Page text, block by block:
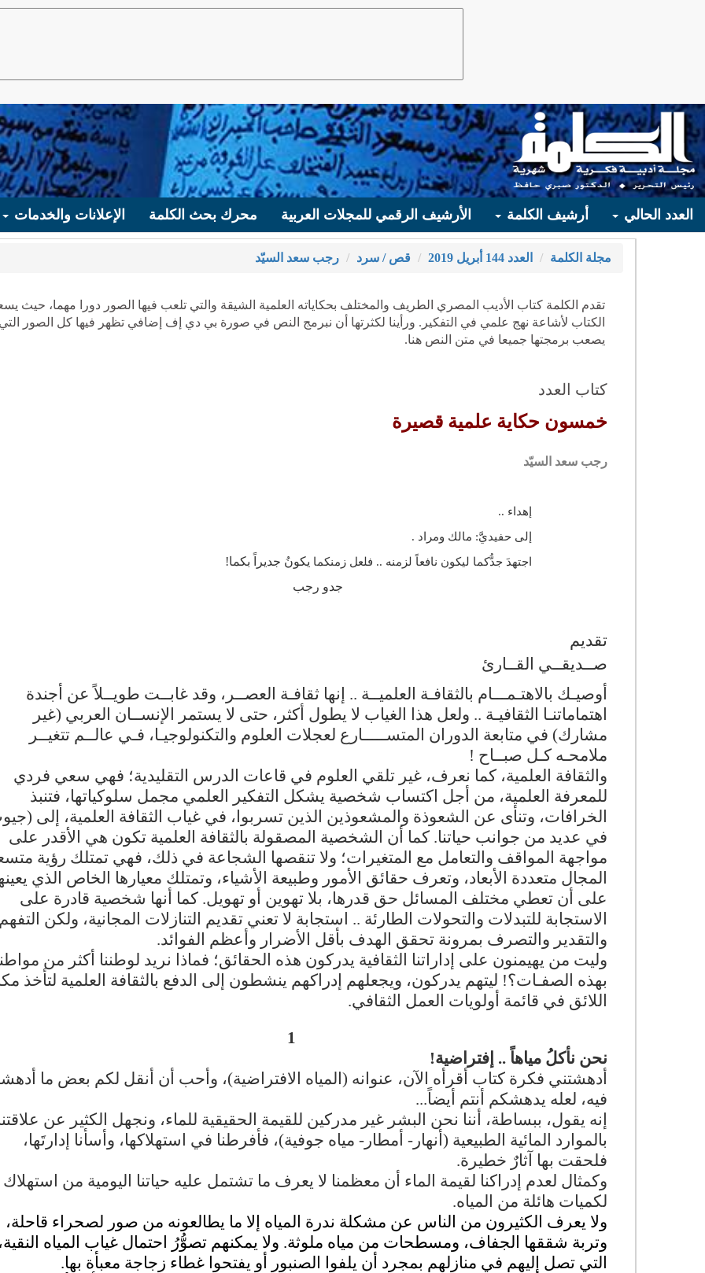
العدد الحالي أرشيف الكلمة الأرشيف الرقمي للمجلات العربية محرك بحث الكلمة الإعلانات والخدمات
مجلة الكلمة العدد 144 أبريل 2019 قص / سرد رجب سعد السيّد
تقدم الكلمة كتاب الأديب المصري الطريف والمختلف بحكاياته العلمية الشيقة والتي تلعب فيها الصور دورا مهما، حيث
الكتاب لأشاعة نهج علمي في التفكير. ورأينا لكثرتها أن نبرمج النص في صورة بي دي إف إضافي تظهر فيها كل الصور
يصعب برمجتها جميعا في متن النص هنا.
كتاب العدد
خمسون حكاية علمية قصيرة
رجب سعد السيّد
إهداء ..
إلى حفيديَّ: مالك ومراد .
اجتهدَ جدُّكما ليكون نافعاً لزمنه .. فلعل زمنكما يكونُ جديراً بكما!
جدو رجب
تقديم
صــديقــي القــارئ
أوصيـك بالاهتـمـــام بالثقافـة العلميــة .. إنها ثقافـة العصــر، وقد غابــت طويــلاً عن أجندة
اهتماماتنـا الثقافيـة .. ولعل هذا الغياب لا يطول أكثر، حتى لا يستمر الإنســان العربي (غير
مشارك) في متابعة الدوران المتســـــارع لعجلات العلوم والتكنولوجيـا، فـي عالــم تتغيــر
ملامحـه كـل صبــاح !
والثقافة العلمية، كما نعرف، غير تلقي العلوم في قاعات الدرس التقليدية؛ فهي سعي فردي
للمعرفة العلمية، من أجل اكتساب شخصية يشكل التفكير العلمي مجمل سلوكياتها، فتنبذ
الخرافات، وتنأى عن الشعوذة والمشعوذين الذين تسربوا، في غياب الثقافة العلمية، إلى
في عديد من جوانب حياتنا. كما أن الشخصية المصقولة بالثقافة العلمية تكون هي الأقدر على
مواجهة المواقف والتعامل مع المتغيرات؛ ولا تنقصها الشجاعة في ذلك، فهي تمتلك رؤية
المجال متعددة الأبعاد، وتعرف حقائق الأمور وطبيعة الأشياء، وتمتلك معيارها الخاص الذي
على أن تعطي مختلف المسائل حق قدرها، بلا تهوين أو تهويل. كما أنها شخصية قادرة على
الاستجابة للتبدلات والتحولات الطارئة .. استجابة لا تعني تقديم التنازلات المجانية، ولكن
والتقدير والتصرف بمرونة تحقق الهدف بأقل الأضرار وأعظم الفوائد.
وليت من يهيمنون على إداراتنا الثقافية يدركون هذه الحقائق؛ فماذا نريد لوطننا أكثر من
بهذه الصفـات؟! ليتهم يدركون، ويجعلهم إدراكهم ينشطون إلى الدفع بالثقافة العلمية لتأخذ
اللائق في قائمة أولويات العمل الثقافي.
1
نحن نأكلُ مياهاً .. إفتراضية!
أدهشتني فكرة كتاب أقرأه الآن، عنوانه (المياه الافتراضية)، وأحب أن أنقل لكم بعض ما
فيه، لعله يدهشكم أنتم أيضاً...
إنه يقول، ببساطة، أننا نحن البشر غير مدركين للقيمة الحقيقية للماء، ونجهل الكثير عن
بالموارد المائية الطبيعية (أنهار- أمطار- مياه جوفية)، فأفرطنا في استهلاكها، وأسأنا إدارتَها،
فلحقت بها آثارٌ خطيرة.
وكمثال لعدم إدراكنا لقيمة الماء أن معظمنا لا يعرف ما تشتمل عليه حياتنا اليومية من استهلاك
لكميات هائلة من المياه.
ولا يعرف الكثيرون من الناس عن مشكلة ندرة المياه إلا ما يطالعونه من صور لصحراء قاحلة،
وتربة شققها الجفاف، ومسطحات من مياه ملوثة. ولا يمكنهم تصوُّرُ احتمال غياب المياه
التي تصل إليهم في منازلهم بمجرد أن يلفوا الصنبور أو يفتحوا غطاء زجاجة معبأة بها.